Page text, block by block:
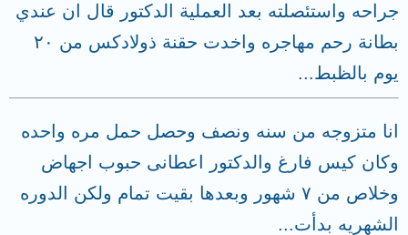
جراحه واستئصلته بعد العملية الدكتور قال ان عندي
بطانة رحم مهاجره واخدت حقنة ذولادكس من ٢٠
يوم بالظبط...
انا متزوجه من سنه ونصف وحصل حمل مره واحده
وكان كيس فارغ والدكتور اعطانى حبوب اجهاض
وخلاص من ٧ شهور وبعدها بقيت تمام ولكن الدوره
الشهريه بدأت...